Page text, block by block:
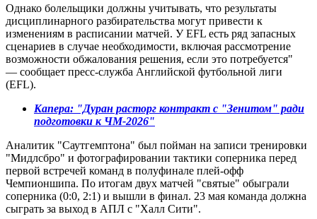
Однако болельщики должны учитывать, что результаты
дисциплинарного разбирательства могут привести к
изменениям в расписании матчей. У EFL есть ряд запасных
сценариев в случае необходимости, включая рассмотрение
возможности обжалования решения, если это потребуется"
— сообщает пресс-служба Английской футбольной лиги
(EFL).
Капера: "Дуран расторг контракт с "Зенитом" ради
подготовки к ЧМ-2026"
Аналитик "Саутгемптона" был пойман на записи тренировки
"Мидлсбро" и фотографировании тактики соперника перед
первой встречей команд в полуфинале плей-офф
Чемпионшипа. По итогам двух матчей "святые" обыграли
соперника (0:0, 2:1) и вышли в финал. 23 мая команда должна
сыграть за выход в АПЛ с "Халл Сити".